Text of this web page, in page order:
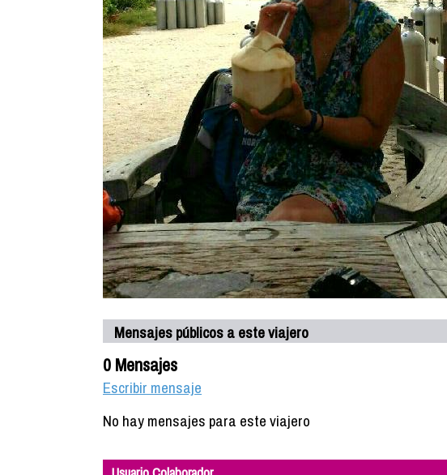
Mensajes públicos a este viajero
0 Mensajes
Escribir mensaje
No hay mensajes para este viajero